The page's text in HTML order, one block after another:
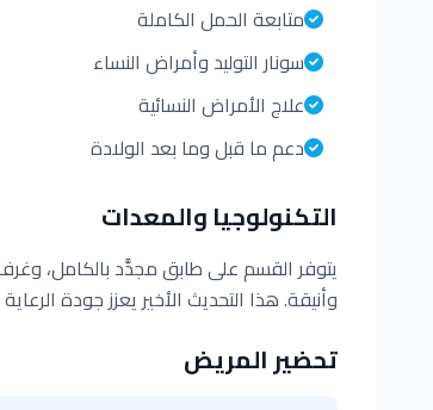
متابعة الحمل الكاملة
سونار التوليد وأمراض النساء
علاج الأمراض النسائية
دعم ما قبل وما بعد الولادة
التكنولوجيا والمعدات
يتوفر القسم على طابق مجدَّد بالكامل،
وأنيقة. هذا التحديث الأخير يعزز جودة
تحضير المريض